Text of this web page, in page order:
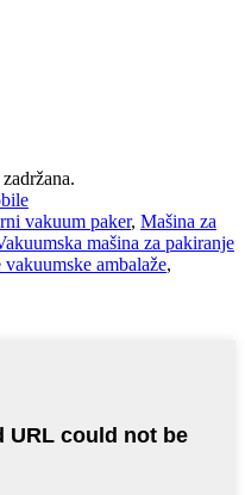
vakuum paker, Mašina za
mašina za pakiranje
ambalaže,